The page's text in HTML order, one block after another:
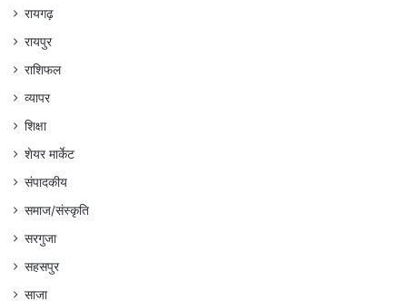
रायगढ़
रायपुर
राशिफल
व्यापर
शिक्षा
शेयर मार्केट
संपादकीय
समाज/संस्कृति
सरगुजा
सहसपुर
साजा